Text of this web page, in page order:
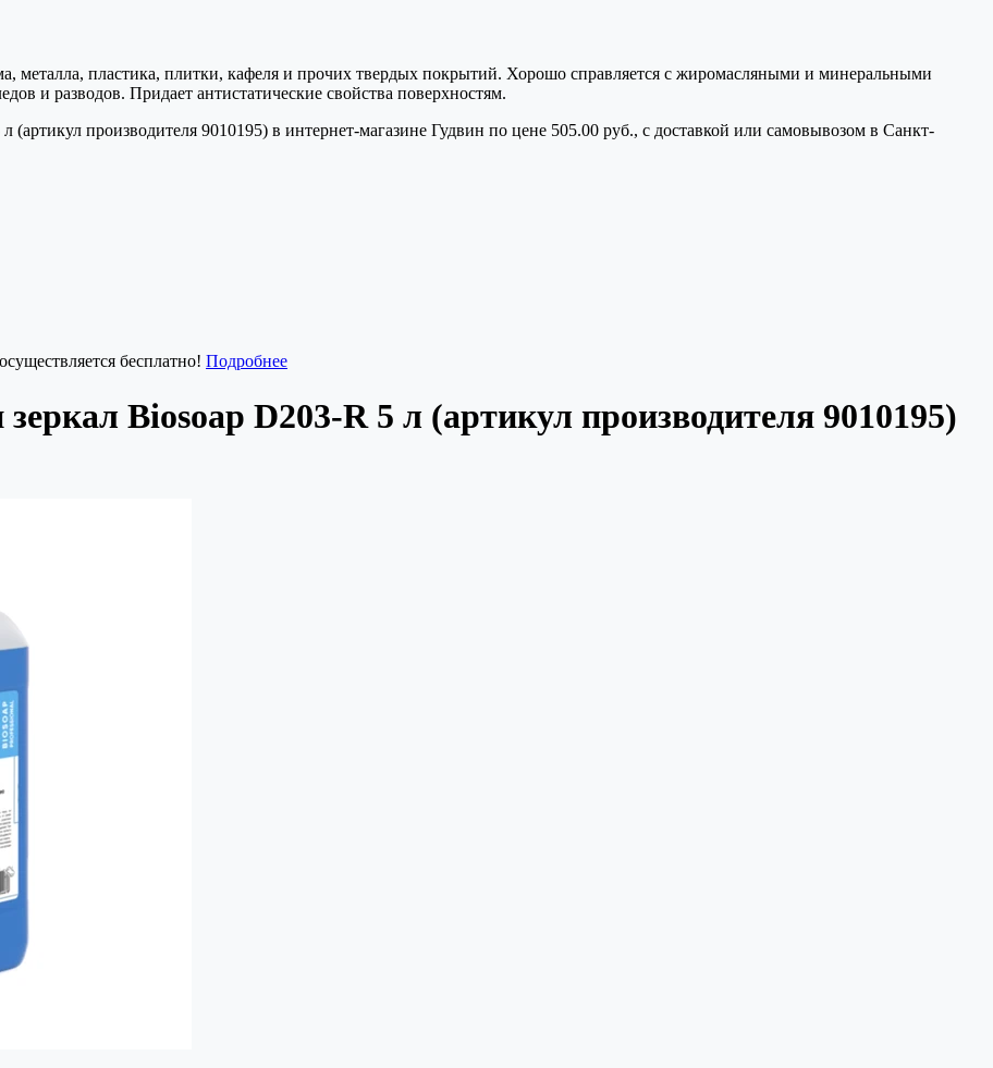
металла, пластика, плитки, кафеля и прочих твердых покрытий. Хорошо справляется с жиромасляными и минеральными
и разводов. Придает антистатические свойства поверхностям.
(артикул производителя 9010195) в интернет-магазине Гудвин по цене 505.00 руб., с доставкой или самовывозом в Санкт-
бесплатно! Подробнее
Biosoap D203-R 5 л (артикул производителя 9010195)